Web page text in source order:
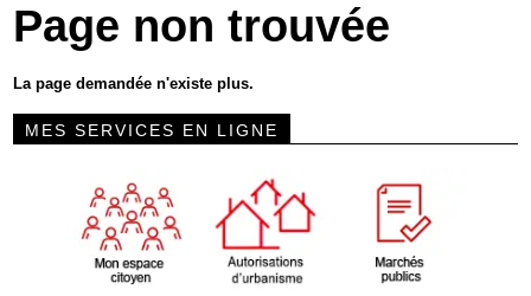
Economie
Services
Contacts
Page non trouvée
La page demandée n'existe plus.
MES SERVICES EN LIGNE